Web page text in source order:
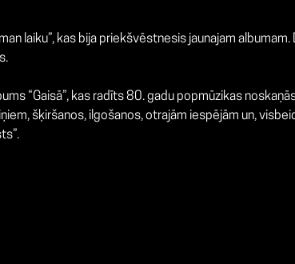
laiku”, kas bija priekšvēstnesis jaunajam albumam.
kas radīts 80. gadu popmūzikas
šķiršanos, ilgošanos, otrajām iespējām un,